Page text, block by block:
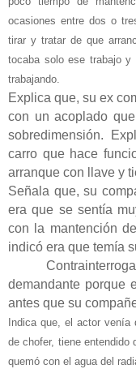
ocasiones entre dos o
tirar y tratar de que
tocaba solo ese trabajo
trabajando.
Explica que, su ex
con un acoplado
sobredimensión.
carro que hace
arranque con llave y
Señala que, su
era que se sentía
con la mantención
indicó era que temía
demandante porque
antes que su
Indica que, el actor
de chofer, tiene
quemó con el agua del